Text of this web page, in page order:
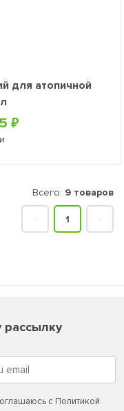
для атопичной
₽
Всего: 9 товаров
1
с Политикой